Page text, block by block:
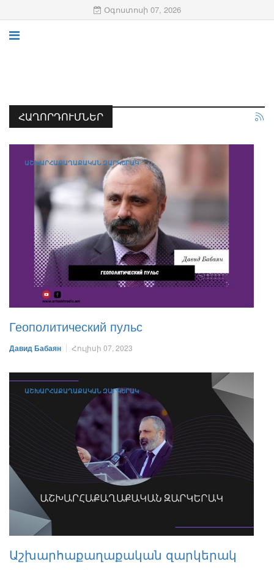
Օգոստոսի 07, 2026
ՀԱՂՈՐԴՈՒՄՆԵՐ
ԱՇԽԱՐՀԱՔԱՂԱՔԱԿԱՆ ԶԱՐԿԵՐԱԿ
Геополитический пульс
Давид Бабаян Հուլիսի 07, 2023
ԱՇԽԱՐՀԱՔԱՂԱՔԱԿԱՆ ԶԱՐԿԵՐԱԿ
Աշխարհաքաղաքական զարկերակ